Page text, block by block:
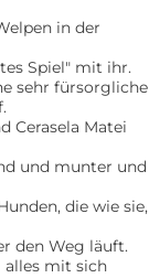
in der
Spiel" mit ihr.
sehr fürsorgliche
Cerasela Matei
und munter und
die wie sie,
den Weg läuft.
alles mit sich